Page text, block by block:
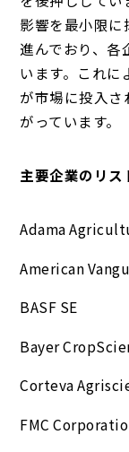
影響を最小限
進んでおり、各
います。これに
が市場に投入さ
がっています。
主要企業のリス
Adama
American
BASF SE
Bayer
Corteva
FMC